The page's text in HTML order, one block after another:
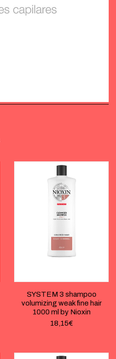
SYSTEM 3 shampoo
volumizing weak fine hair
1000 ml by Nioxin
18,15€